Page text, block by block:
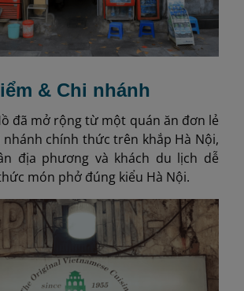
& Chi nhánh
đã mở rộng từ một quán ăn đơn lẻ
chính thức trên khắp Hà Nội,
địa phương và khách du lịch dễ
món phở đúng kiểu Hà Nội.